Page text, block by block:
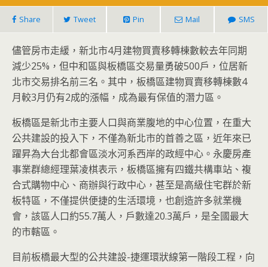
Share Tweet Pin Mail SMS
儘管房市走緩，新北市4月建物買賣移轉棟數較去年同期
減少25%，但中和區與板橋區交易量勇破500戶，位居新
北市交易排名前三名。其中，板橋區建物買賣移轉棟數4
月較3月仍有2成的漲幅，成為最有保值的潛力區。
板橋區是新北市主要人口與商業腹地的中心位置，在重大
公共建設的投入下，不僅為新北市的首善之區，近年來已
躍昇為大台北都會區淡水河系西岸的政經中心。永慶房產
事業群總經理葉凌棋表示，板橋區擁有四鐵共構車站、複
合式購物中心、商辦與行政中心，甚至是高級住宅群於新
板特區，不僅提供便捷的生活環境，也創造許多就業機
會，該區人口約55.7萬人，戶數達20.3萬戶，是全國最大
的市轄區。
目前板橋最大型的公共建設-捷運環狀線第一階段工程，向